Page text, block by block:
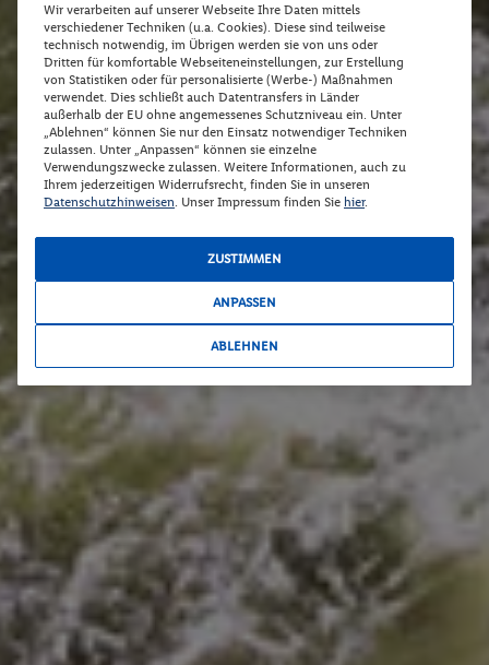
Wir verarbeiten auf unserer Webseite Ihre Daten mittels
verschiedener Techniken (u.a. Cookies). Diese sind teilweise
technisch notwendig, im Übrigen werden sie von uns oder
Dritten für komfortable Webseiteneinstellungen, zur Erstellung
von Statistiken oder für personalisierte (Werbe-) Maßnahmen
verwendet. Dies schließt auch Datentransfers in Länder
außerhalb der EU ohne angemessenes Schutzniveau ein. Unter
„Ablehnen“ können Sie nur den Einsatz notwendiger Techniken
zulassen. Unter „Anpassen“ können sie einzelne
Verwendungszwecke zulassen. Weitere Informationen, auch zu
Ihrem jederzeitigen Widerrufsrecht, finden Sie in unseren
Datenschutzhinweisen . Unser Impressum finden Sie hier.
ZUSTIMMEN
ANPASSEN
ABLEHNEN